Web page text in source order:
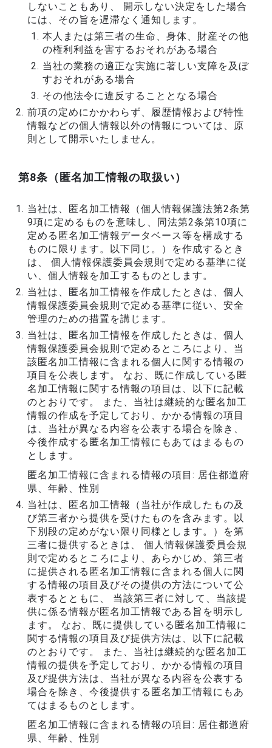
しないこともあり、 開示しない決定をした場合
には、その旨を遅滞なく通知します。
本人または第三者の生命、身体、財産その他
の権利利益を害するおそれがある場合
当社の業務の適正な実施に著しい支障を及ぼ
すおそれがある場合
その他法令に違反することとなる場合
前項の定めにかかわらず、履歴情報および特性
情報などの個人情報以外の情報については、原
則として開示いたしません。
第8条（匿名加工情報の取扱い）
当社は、匿名加工情報（個人情報保護法第2条第
9項に定めるものを意味し、同法第2条第10項に
定める匿名加工情報データベース等を構成する
ものに限ります。以下同じ。）を作成するとき
は、 個人情報保護委員会規則で定める基準に従
い、個人情報を加工するものとします。
当社は、匿名加工情報を作成したときは、個人
情報保護委員会規則で定める基準に従い、安全
管理のための措置を講じます。
当社は、匿名加工情報を作成したときは、個人
情報保護委員会規則で定めるところにより、当
該匿名加工情報に含まれる個人に関する情報の
項目を公表します。 なお、既に作成している匿
名加工情報に関する情報の項目は、以下に記載
のとおりです。 また、当社は継続的な匿名加工
情報の作成を予定しており、かかる情報の項目
は、当社が異なる内容を公表する場合を除き、
今後作成する匿名加工情報にもあてはまるもの
とします。
匿名加工情報に含まれる情報の項目: 居住都道府
県、年齢、性別
当社は、匿名加工情報（当社が作成したもの及
び第三者から提供を受けたものを含みます。以
下別段の定めがない限り同様とします。）を第
三者に提供するときは、 個人情報保護委員会規
則で定めるところにより、あらかじめ、第三者
に提供される匿名加工情報に含まれる個人に関
する情報の項目及びその提供の方法について公
表するとともに、 当該第三者に対して、当該提
供に係る情報が匿名加工情報である旨を明示し
ます。 なお、既に提供している匿名加工情報に
関する情報の項目及び提供方法は、以下に記載
のとおりです。 また、当社は継続的な匿名加工
情報の提供を予定しており、かかる情報の項目
及び提供方法は、当社が異なる内容を公表する
場合を除き、今後提供する匿名加工情報にもあ
てはまるものとします。
匿名加工情報に含まれる情報の項目: 居住都道府
県、年齢、性別